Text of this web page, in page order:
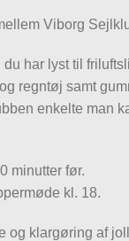
Viborg
har lyst til
regntøj samt
enkelte man
minutter før.
kl. 18.
og klargøring af